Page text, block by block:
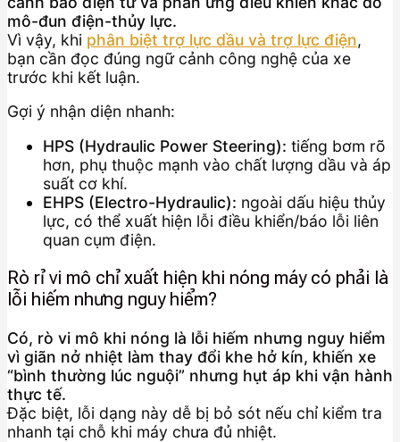
mô-đun điện-thủy lực.
Vì vậy, khi phân biệt trợ lực dầu và trợ lực điện,
bạn cần đọc đúng ngữ cảnh công nghệ của xe
trước khi kết luận.
Gợi ý nhận diện nhanh:
HPS (Hydraulic Power Steering): tiếng bơm rõ
hơn, phụ thuộc mạnh vào chất lượng dầu và áp
suất cơ khí.
EHPS (Electro-Hydraulic): ngoài dấu hiệu thủy
lực, có thể xuất hiện lỗi điều khiển/báo lỗi liên
quan cụm điện.
Rò rỉ vi mô chỉ xuất hiện khi nóng máy có phải là
lỗi hiếm nhưng nguy hiểm?
Có, rò vi mô khi nóng là lỗi hiếm nhưng nguy hiểm
vì giãn nở nhiệt làm thay đổi khe hở kín, khiến xe
“bình thường lúc nguội” nhưng hụt áp khi vận hành
thực tế.
Đặc biệt, lỗi dạng này dễ bị bỏ sót nếu chỉ kiểm tra
nhanh tại chỗ khi máy chưa đủ nhiệt.